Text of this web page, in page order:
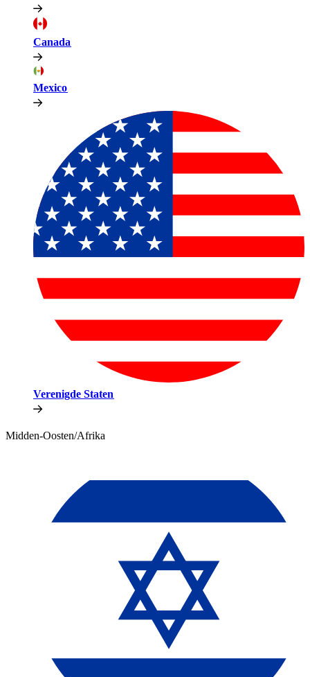
Canada​​
Mexico​​
Verenigde Staten​​
Midden-Oosten/Afrika​​